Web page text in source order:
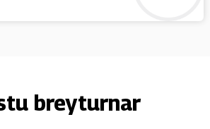
breyturnar